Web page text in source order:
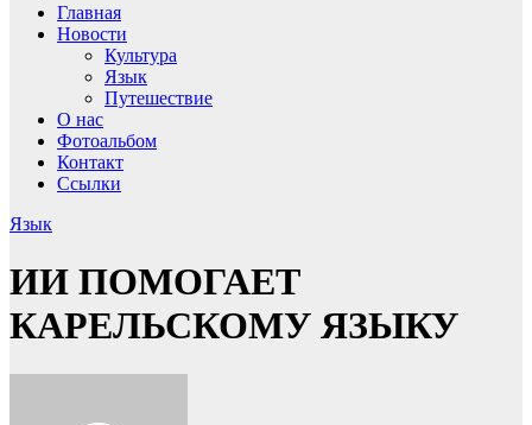
Главная
Новости
Культура
Язык
Путешествие
О нас
Фотоальбом
Контакт
Ссылки
Язык
ИИ ПОМОГАЕТ
КАРЕЛЬСКОМУ ЯЗЫКУ